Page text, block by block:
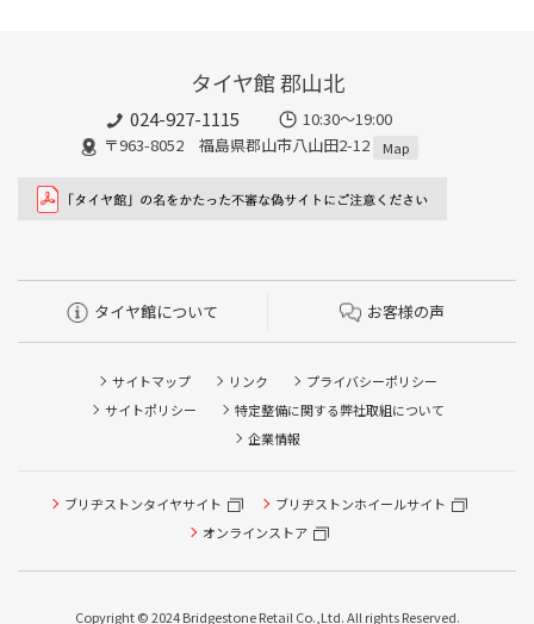
タイヤ館 郡山北
024-927-1115
10:30〜19:00
〒963-8052 福島県郡山市八山田2-12
Map
タイヤ館について お客様の声
サイトマップ リンク
プライバシーポリシー
サイトポリシー
特定整備に関する弊社取組について
企業情報
ブリヂストンタイヤサイト
ブリヂストンホイールサイト
オンラインストア
Copyright © 2024 Bridgestone Retail Co.,Ltd. All rights Reserved.
タイヤ点検・安全点検/タイヤ履き替え/オイル交換/その他
ピット作業の予約